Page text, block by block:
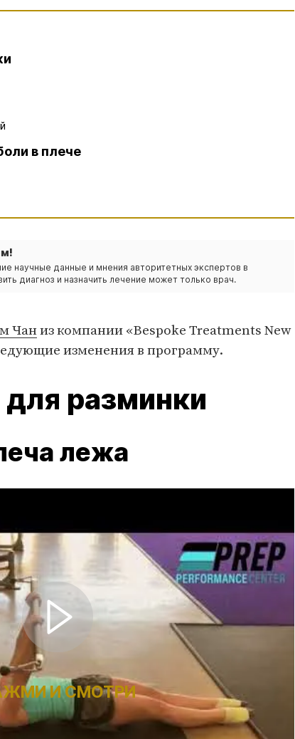
в плече
научные данные и мнения авторитетных экспертов в
диагноз и назначить лечение может только врач.
Чаниз компании «Bespoke Treatments New
изменения в программу.
разминки
лежа
И СМОТРИ